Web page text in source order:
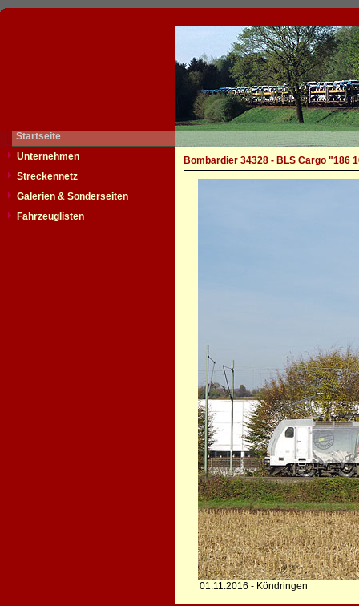
Startseite
Unternehmen
Streckennetz
Galerien & Sonderseiten
Fahrzeuglisten
Bombardier 34328 - BLS Cargo "186
01.11.2016 - Köndringen